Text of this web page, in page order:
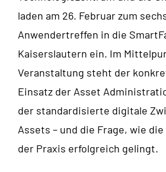
laden am 26. Februar zum
Anwendertreffen in die
Kaiserslautern ein. Im
Veranstaltung steht der
Einsatz der Asset
der standardisierte digitale
Assets – und die Frage, wie
der Praxis erfolgreich gelingt.